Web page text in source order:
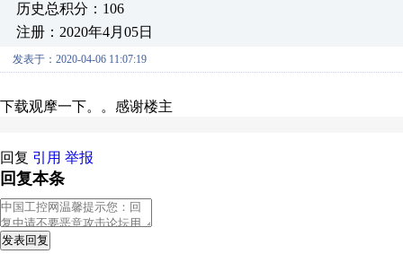
历史总积分：106
注册：2020年4月05日
发表于：2020-04-06 11:07:19
下载观摩一下。。感谢楼主
回复 引用 举报
回复本条
发表回复